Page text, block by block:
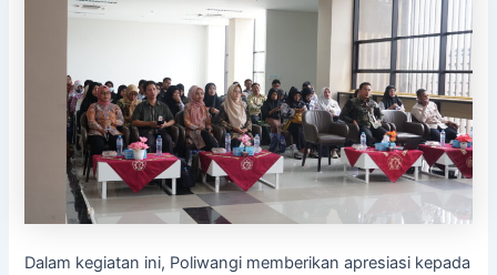
Dalam kegiatan ini, Poliwangi memberikan apresiasi kepada